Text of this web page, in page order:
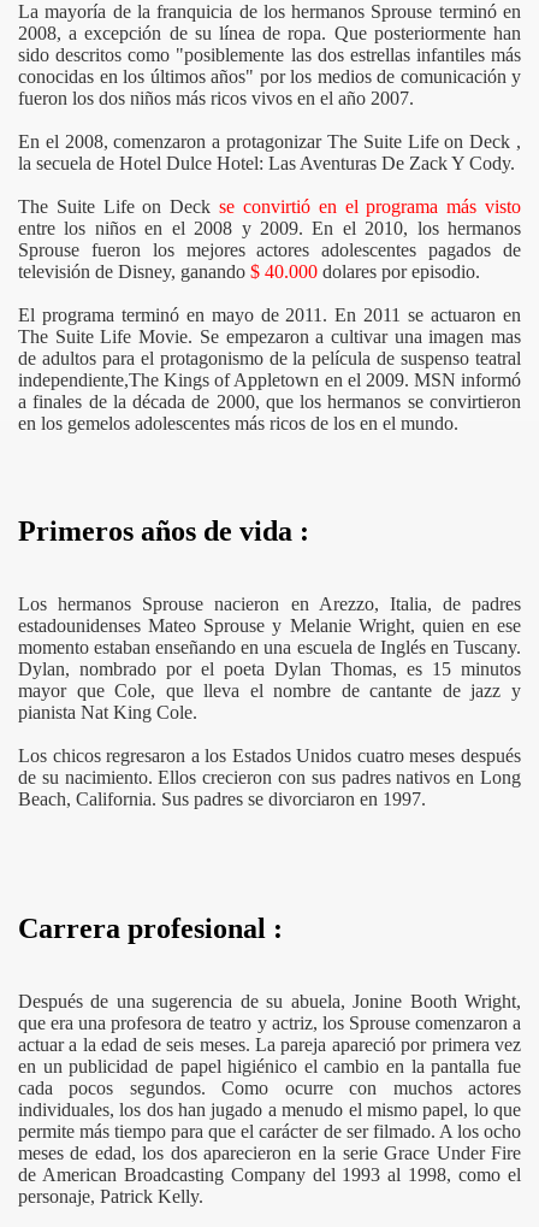
La mayoría de la franquicia de los hermanos Sprouse terminó en
2008, a excepción de su línea de ropa. Que posteriormente han
sido descritos como "posiblemente las dos estrellas infantiles más
conocidas en los últimos años" por los medios de comunicación y
fueron los dos niños más ricos vivos en el año 2007.
En el 2008, comenzaron a protagonizar The Suite Life on Deck ,
la secuela de Hotel Dulce Hotel: Las Aventuras De Zack Y Cody.
The Suite Life on Deckse convirtió en el programa más visto
entre los niños en el 2008 y 2009. En el 2010, los hermanos
Sprouse fueron los mejores actores adolescentes pagados de
televisión de Disney, ganando $ 40.000 dolares por episodio.
El programa terminó en mayo de 2011. En 2011 se actuaron en
The Suite Life Movie. Se empezaron a cultivar una imagen mas
de adultos para el protagonismo de la película de suspenso teatral
independiente,The Kings of Appletown en el 2009. MSN informó
a finales de la década de 2000, que los hermanos se convirtieron
en los gemelos adolescentes más ricos de los en el mundo.
Primeros años de vida :
Los hermanos Sprouse nacieron en Arezzo, Italia, de padres
estadounidenses Mateo Sprouse y Melanie Wright, quien en ese
momento estaban enseñando en una escuela de Inglés en Tuscany.
Dylan, nombrado por el poeta Dylan Thomas, es 15 minutos
mayor que Cole, que lleva el nombre de cantante de jazz y
pianista Nat King Cole.
Los chicos regresaron a los Estados Unidos cuatro meses después
de su nacimiento. Ellos crecieron con sus padres nativos en Long
Beach, California. Sus padres se divorciaron en 1997.
Carrera profesional :
Después de una sugerencia de su abuela, Jonine Booth Wright,
que era una profesora de teatro y actriz, los Sprouse comenzaron a
actuar a la edad de seis meses. La pareja apareció por primera vez
en un publicidad de papel higiénico el cambio en la pantalla fue
cada pocos segundos. Como ocurre con muchos actores
individuales, los dos han jugado a menudo el mismo papel, lo que
permite más tiempo para que el carácter de ser filmado. A los ocho
meses de edad, los dos aparecieron en la serie Grace Under Fire
de American Broadcasting Company del 1993 al 1998, como el
personaje, Patrick Kelly.